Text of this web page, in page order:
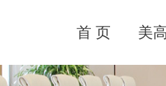
首 页 美